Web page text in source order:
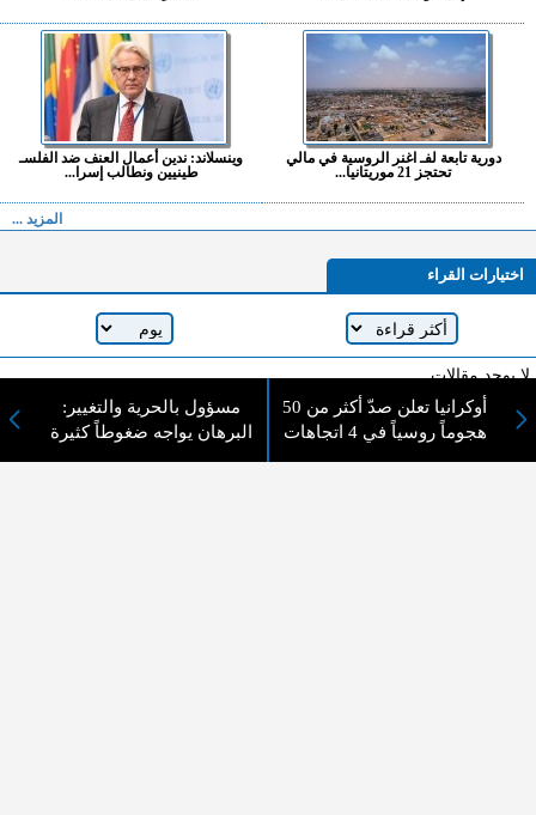
دورية تابعة لفـ اغنر الروسية في مالي
تحتجز 21 موريتانيا...
وينسلاند: ندين أعمال العنف ضد الفلسـ
طينيين ونطالب إسرا...
المزيد ...
اختيارات القراء
لا يوجد مقالات
أوكرانيا تعلن صدّ أكثر من 50
هجوماً روسياً في 4 اتجاهات
مسؤول بالحرية والتغيير:
البرهان يواجه ضغوطاً كثيرة
لا مانع من الإقتباس وإعادة النشر شريط ذكر المصدر ( المدينة نيوز ) - الآراء والتعليقات